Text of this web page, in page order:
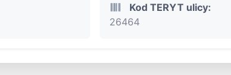
Kod TERYT ulicy:
26464